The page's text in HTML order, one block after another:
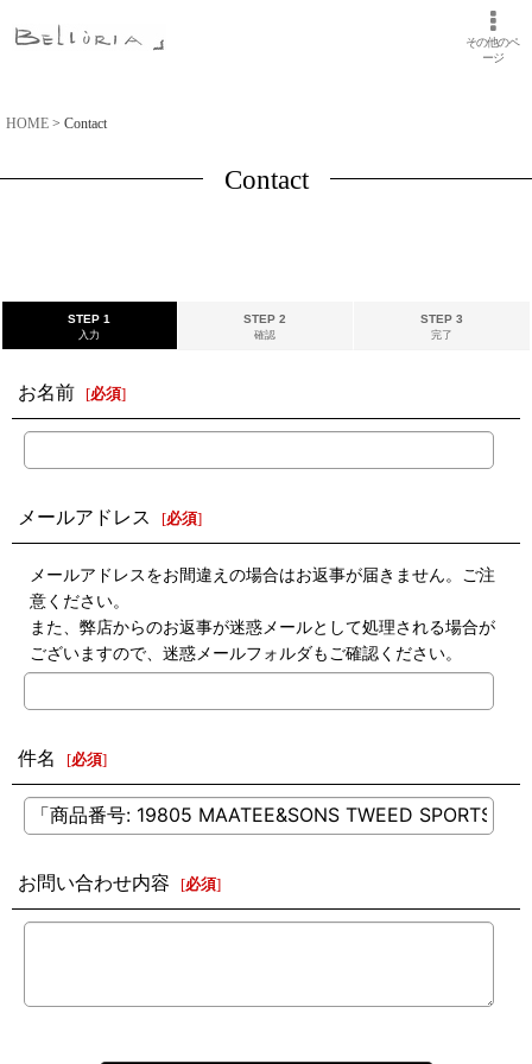
その他のペ
ージ
HOME > Contact
Contact
STEP 1
入力
STEP 2
確認
STEP 3
完了
お名前 [必須]
メールアドレス [必須]
メールアドレスをお間違えの場合はお返事が届きません。ご注
意ください。
また、弊店からのお返事が迷惑メールとして処理される場合が
ございますので、迷惑メールフォルダもご確認ください。
件名 [必須]
お問い合わせ内容 [必須]